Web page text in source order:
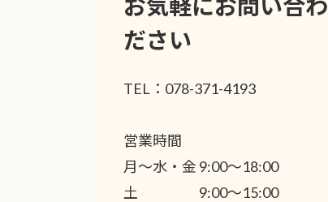
お気軽にお問い合
ださい
TEL：078-371-4193
営業時間
月〜水・金 9:00〜18:00
土 9:00〜15:00